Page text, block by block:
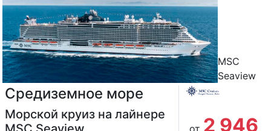
MSC
Seaview
Средиземное море
Морской круиз на лайнере
от 2 946